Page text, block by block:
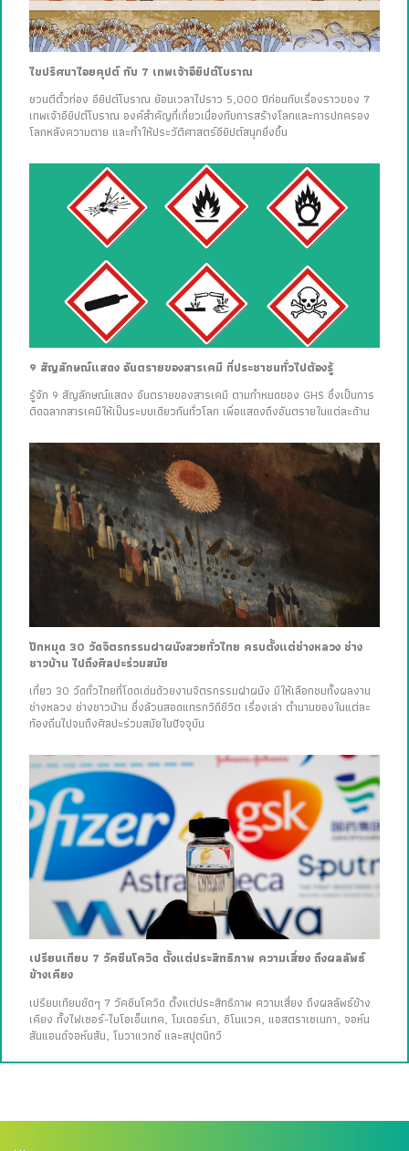
ไขปริศนาไอยคุปต์ กับ 7 เทพเจ้าอียิปต์โบราณ
ชวนตีตั๋วท่อง อียิปต์โบราณ ย้อนเวลาไปราว 5,000 ปีก่อนกับเรื่องราวของ 7
เทพเจ้าอียิปต์โบราณ องค์สำคัญที่เกี่ยวเนื่องกับการสร้างโลกและการปกครอง
โลกหลังความตาย และทำให้ประวัติศาสตร์อียิปต์สนุกยิ่งขึ้น
9 สัญลักษณ์แสดง อันตรายของสารเคมี ที่ประชาชนทั่วไปต้องรู้
รู้จัก 9 สัญลักษณ์แสดง อันตรายของสารเคมี ตามกำหนดของ GHS ซึ่งเป็นการ
ติดฉลากสารเคมีให้เป็นระบบเดียวกันทั่วโลก เพื่อแสดงถึงอันตรายในแต่ละด้าน
ปักหมุด 30 วัดจิตรกรรมฝาผนังสวยทั่วไทย ครบตั้งแต่ช่างหลวง ช่าง
ชาวบ้าน ไปถึงศิลปะร่วมสมัย
เที่ยว 30 วัดทั่วไทยที่โดดเด่นด้วยงานจิตรกรรมฝาผนัง มีให้เลือกชมทั้งผลงาน
ช่างหลวง ช่างชาวบ้าน ซึ่งล้วนสอดแทรกวิถีชีวิต เรื่องเล่า ตำนานของในแต่ละ
ท้องถิ่นไปจนถึงศิลปะร่วมสมัยในปัจจุบัน
เปรียบเทียบ 7 วัคซีนโควิด ตั้งแต่ประสิทธิภาพ ความเสี่ยง ถึงผลลัพธ์
ข้างเคียง
เปรียบเทียบชัดๆ 7 วัคซีนโควิด ตั้งแต่ประสิทธิภาพ ความเสี่ยง ถึงผลลัพธ์ข้าง
เคียง ทั้งไฟเซอร์-ไบโอเอ็นเทค, โมเดอร์นา, ซิโนแวค, แอสตราเซเนกา, จอห์น
สันแอนด์จอห์นสัน, โนวาแวกซ์ และสปุตนิกวี